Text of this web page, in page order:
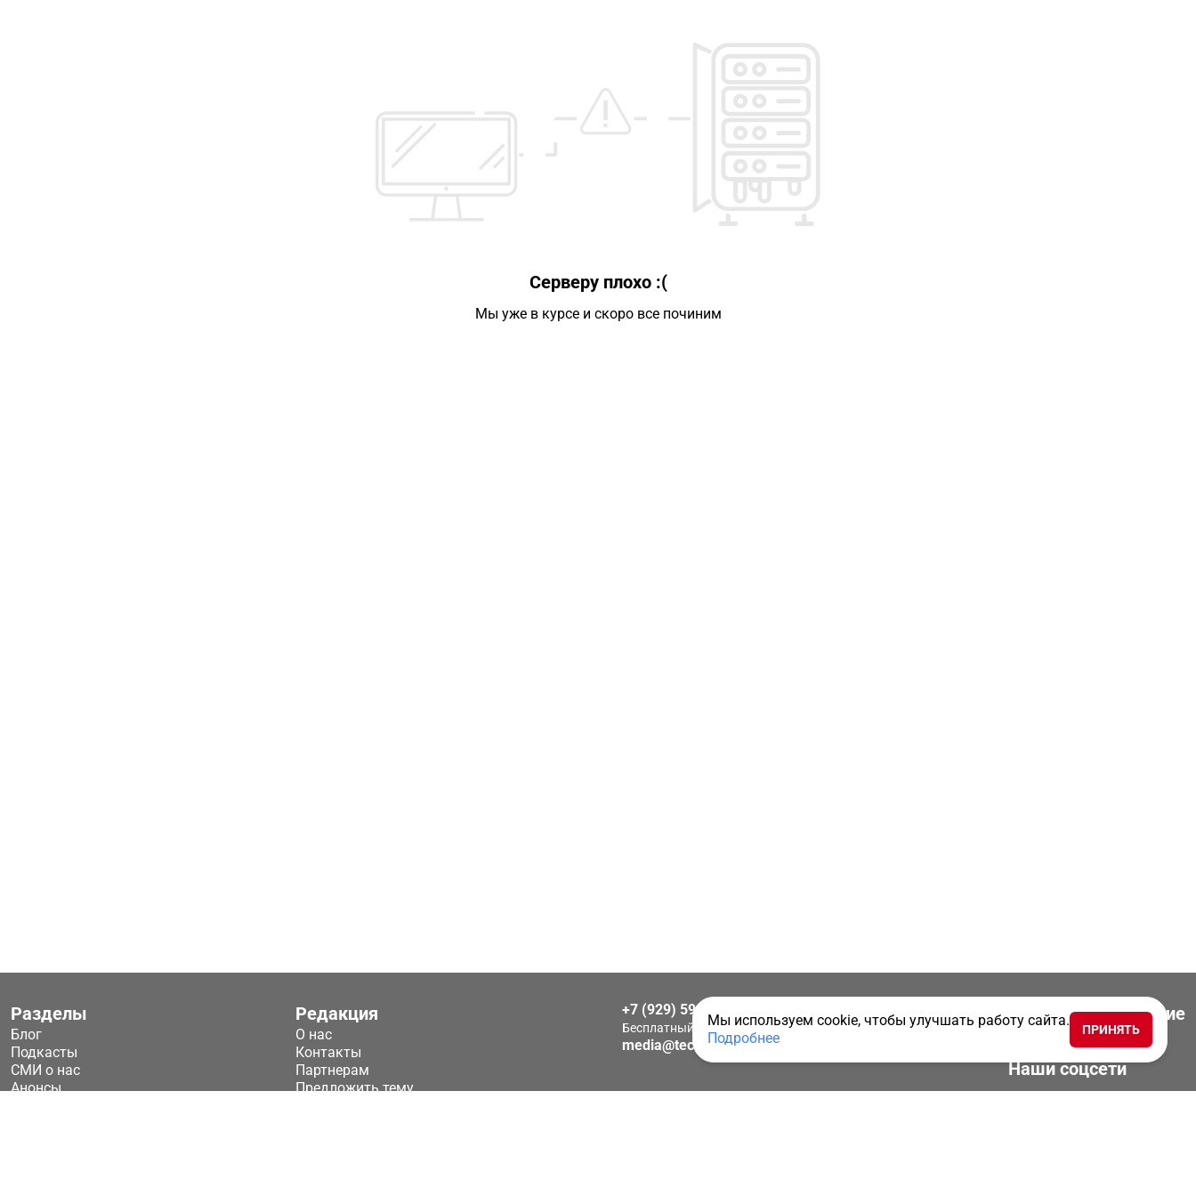
Серверу плохо :(
Мы уже в курсе и скоро все починим
Разделы
Блог
Подкасты
СМИ о нас
Анонсы
Редакция
О нас
Контакты
Партнерам
Предложить тему
+7 (929) 592-25-15
Бесплатный звонок по России
media@techkeys.ru
Скачать приложение
ТК Новости
Наши соцсети
Мы используем cookie, чтобы улучшать работу сайта.
Подробнее
ПРИНЯТЬ